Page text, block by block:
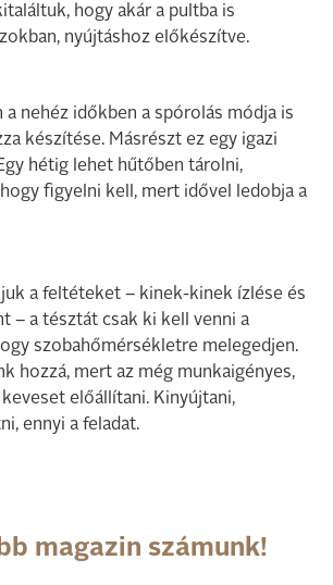
hogy akár a pultba is
nyújtáshoz előkészítve.
a nehéz időkben a spórolás módja is
készítése. Másrészt ez egy igazi
hétig lehet hűtőben tárolni,
figyelni kell, mert idővel ledobja a
a feltéteket – kinek-kinek ízlése és
– a tésztát csak ki kell venni a
szobahőmérsékletre melegedjen.
hozzá, mert az még munkaigényes,
előállítani. Kinyújtani,
ennyi a feladat.
magazin számunk!